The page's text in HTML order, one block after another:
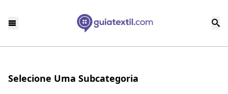
Selecione Uma Subcategoria